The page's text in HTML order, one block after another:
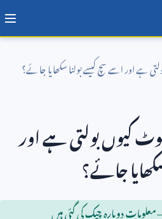
ہے اور اسے سچ کیسے بولنا سکھایا جائے؟
کیوں بولتی ہے اور
جائے؟
دوبارہ چیک کی گئی ہیں